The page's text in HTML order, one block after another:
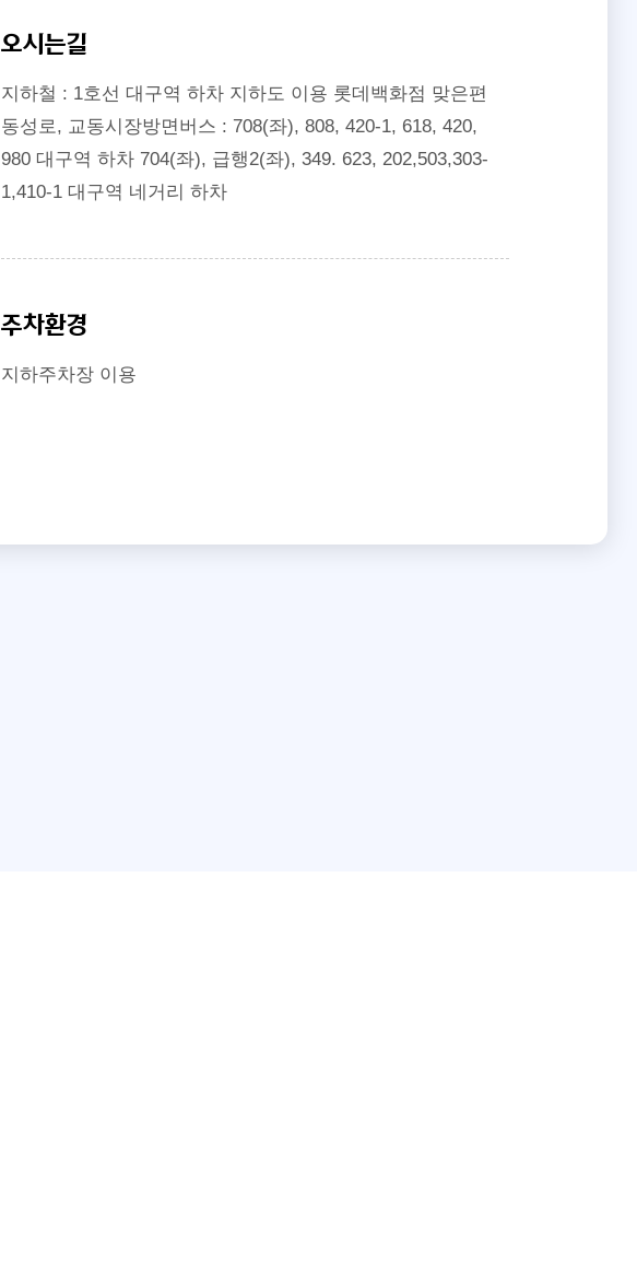
오시는길
지하철 : 1호선 대구역 하차 지하도 이용 롯데백화점 맞은편
동성로, 교동시장방면버스 : 708(좌), 808, 420-1, 618, 420,
980 대구역 하차 704(좌), 급행2(좌), 349. 623, 202,503,303-
1,410-1 대구역 네거리 하차
주차환경
지하주차장 이용